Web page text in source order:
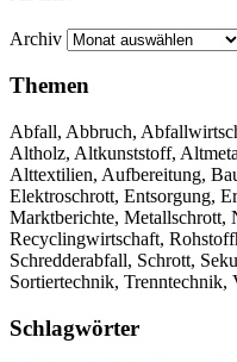
Archiv
Themen
Abfall, Abbruch,
Altholz, Altkunststoff,
Alttextilien, Aufbereitung,
Elektroschrott, Entsorgung,
Marktberichte, Metallschrott,
Recyclingwirtschaft,
Schredderabfall, Schrott,
Sortiertechnik, Trenntechnik,
Schlagwörter